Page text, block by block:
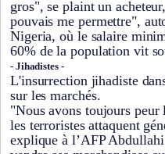
gros", se plaint un
pouvais me permettre",
Nigeria, où le salaire
60% de la population vit
- Jihadistes -
L'insurrection jihadiste
sur les marchés.
"Nous avons toujours peur
les terroristes attaquent
explique à l’AFP